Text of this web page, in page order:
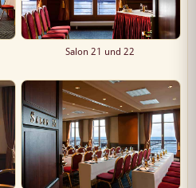
Salon 21 und 22